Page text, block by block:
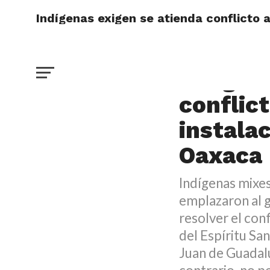
Indígenas exigen se atienda conflicto
Oaxaca
Indígenas
emplazaron al
resolver el
del Espíritu
Juan de